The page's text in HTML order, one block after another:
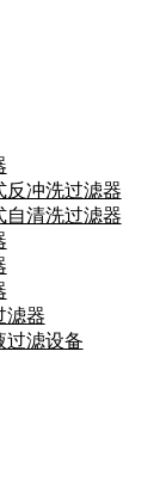
反冲洗过滤器
自清洗过滤器
滤器
过滤设备